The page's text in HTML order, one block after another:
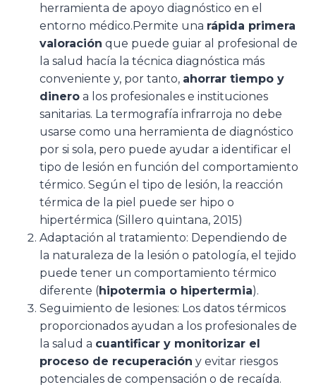
herramienta de apoyo diagnóstico en el
entorno médico.Permite una rápida primera
valoración que puede guiar al profesional de
la salud hacía la técnica diagnóstica más
conveniente y, por tanto, ahorrar tiempo y
dinero a los profesionales e instituciones
sanitarias. La termografía infrarroja no debe
usarse como una herramienta de diagnóstico
por si sola, pero puede ayudar a identificar el
tipo de lesión en función del comportamiento
térmico. Según el tipo de lesión, la reacción
térmica de la piel puede ser hipo o
hipertérmica (Sillero quintana, 2015)
Adaptación al tratamiento: Dependiendo de
la naturaleza de la lesión o patología, el tejido
puede tener un comportamiento térmico
diferente (hipotermia o hipertermia).
Seguimiento de lesiones: Los datos térmicos
proporcionados ayudan a los profesionales de
la salud a cuantificar y monitorizar el
proceso de recuperación y evitar riesgos
potenciales de compensación o de recaída.